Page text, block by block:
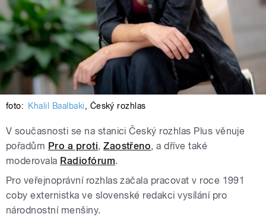
foto: Khalil Baalbaki, Český rozhlas
V současnosti se na stanici Český rozhlas Plus věnuje
pořadům Pro a proti,Zaostřeno, a dříve také
moderovala Radiofórum.
Pro veřejnoprávní rozhlas začala pracovat v roce 1991
coby externistka ve slovenské redakci vysílání pro
národnostní menšiny.